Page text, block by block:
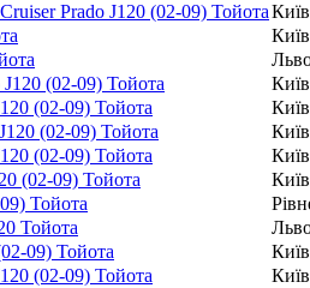
Prado J120 (02-09) ТойотаКиїв
Київ
(02-09) Тойота
Київ
(02-09) Тойота
Київ
(02-09) Тойота
Київ
(02-09) Тойота
Київ
(02-09) Тойота
Київ
Тойота
Тойота
09) Тойота
Київ
(02-09) Тойота
Київ